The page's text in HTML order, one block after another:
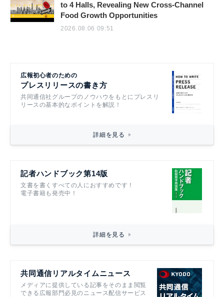
to 4 Halls, Revealing New Cross-Channel
Food Growth Opportunities
2026.08.06 09:51
広報初心者のための
プレスリリースの書き方
共同通信社グループのノウハウをもとにプレスリ
リースの基本的なポイントを解説！
詳細を見る
記者ハンドブック第14版
文書を書くすべての人におすすめです！
電子書籍も発売中！
詳細を見る
共同通信リアルタイムニュース
メディアに提供している記事をそのまま閲覧
できる広報部門必見のニュース配信サービス